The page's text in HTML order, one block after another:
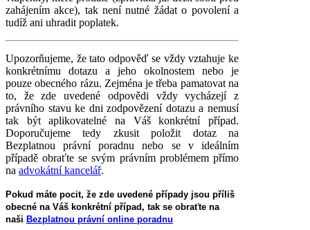
zahájením akce), tak není nutné žádat o povolení a
tudíž ani uhradit poplatek.
Upozorňujeme, že tato odpověď se vždy vztahuje ke
konkrétnímu dotazu a jeho okolnostem nebo je
pouze obecného rázu. Zejména je třeba pamatovat na
to, že zde uvedené odpovědi vždy vycházejí z
právního stavu ke dni zodpovězení dotazu a nemusí
tak být aplikovatelné na Váš konkrétní případ.
Doporučujeme tedy zkusit položit dotaz na
Bezplatnou právní poradnu nebo se v ideálním
případě obraťte se svým právním problémem přímo
na advokátní kancelář.
Pokud máte pocit, že zde uvedené případy jsou příliš
obecné na Váš konkrétní případ, tak se obraťte na
naši Bezplatnou právní online poradnu